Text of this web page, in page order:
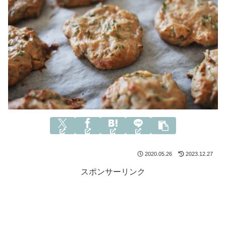
2020.05.26 2023.12.27
スポンサーリンク